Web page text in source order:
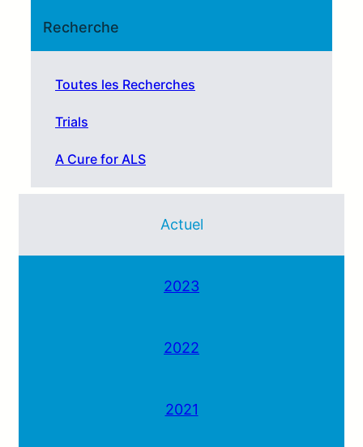
Recherche
Toutes les Recherches
Trials
A Cure for ALS
Actuel
2023
2022
2021